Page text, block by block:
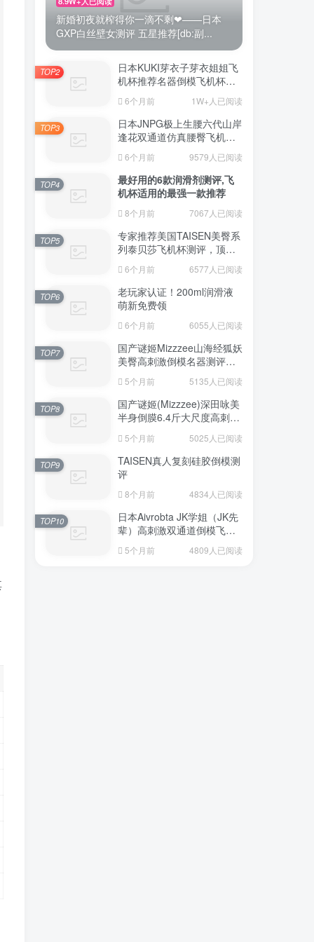
新婚初夜就榨得你一滴不剩❤——日本
GXP白丝壁女测评 五星推荐[db:副...
日本KUKI芽衣子芽衣姐姐飞
机杯推荐名器倒模飞机杯测
6个月前 1W+人已阅读
TOP2
日本JNPG极上生腰六代山岸
逢花双通道仿真腰臀飞机杯
致真实感的资深玩家
6个月前 9579人已阅读
TOP3
最好用的6款润滑剂测评,飞
机杯适用的最强一款推荐
8个月前 7067人已阅读
TOP4
专家推荐美国TAISEN美臀系
列泰贝莎飞机杯测评，顶级
品质带来极致享受!
6个月前 6577人已阅读
TOP5
老玩家认证！200ml润滑液
萌新免费领
6个月前 6055人已阅读
TOP6
国产谜姬Mizzzee山海经狐妖
美臀高刺激倒模名器测评报
5个月前 5135人已阅读
TOP7
国产谜姬(Mizzzee)深田咏美
半身倒膜6.4斤大尺度高刺激
5个月前 5025人已阅读
TOP8
TAISEN真人复刻硅胶倒模测
评
8个月前 4834人已阅读
TOP9
日本Aivrobta JK学姐（JK先
辈）高刺激双通道倒模飞机
5个月前 4809人已阅读
TOP10